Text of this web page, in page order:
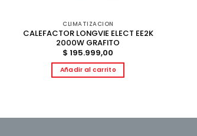
CLIMATIZACION
CALEFACTOR LONGVIE ELECT EE2K
2000W GRAFITO
$ 195.999,00
Añadir al carrito